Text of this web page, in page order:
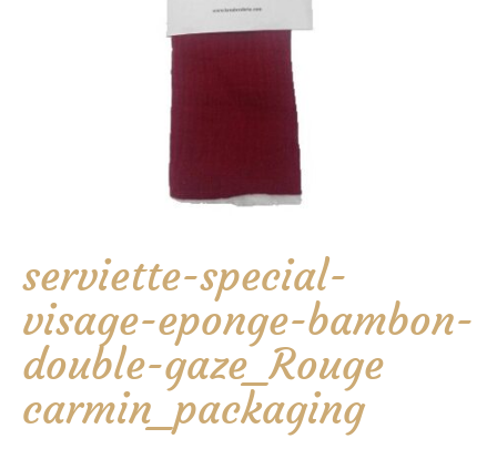
serviette-special-
visage-eponge-bambon-
double-gaze_Rouge
carmin_packaging